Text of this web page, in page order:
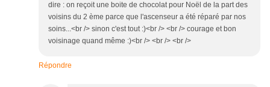
dire : on reçoit une boite de chocolat pour Noël de la part des
voisins du 2 ème parce que l'ascenseur a été réparé par nos
soins...<br /> sinon c'est tout :)<br /> <br /> courage et bon
voisinage quand même :)<br /> <br /> <br />
Répondre